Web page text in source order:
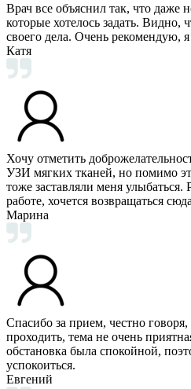
Врач все объяснил так, что даже
которые хотелось задать. Видно,
своего дела. Очень рекомендую,
Катя
Хочу отметить
УЗИ мягких тканей, но помимо
тоже заставляли меня улыбаться.
работе, хочется возвращаться
Марина
Спасибо за прием, честно
проходить, тема не очень
обстановка была спокойной,
успокоиться.
Евгений